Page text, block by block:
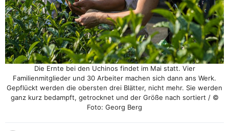
Die Ernte bei den Uchinos findet im Mai statt. Vier
Familienmitglieder und 30 Arbeiter machen sich dann ans Werk.
Gepflückt werden die obersten drei Blätter, nicht mehr. Sie werden
ganz kurz bedampft, getrocknet und der Größe nach sortiert / ©
Foto: Georg Berg